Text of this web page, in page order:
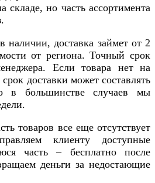
складе, но часть ассортимента
наличии, доставка займет от 2
от региона. Точный срок
Если товара нет на
доставки может составлять
в большинстве случаев мы
товаров все еще отсутствует
клиенту доступные
часть – бесплатно после
деньги за недостающие